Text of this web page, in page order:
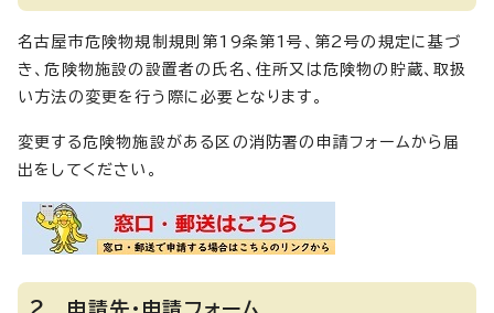
名古屋市危険物規制規則第19条第1号、第2号の規定に基づ
き、危険物施設の設置者の氏名、住所又は危険物の貯蔵、取扱
い方法の変更を行う際に必要となります。
変更する危険物施設がある区の消防署の申請フォームから届
出をしてください。
2 申請先・申請フォーム